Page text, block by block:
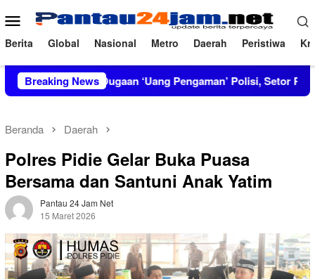
ke
konten
Menu
Mobile
Berita Global Nasional Metro Daerah Peristiwa
Breaking News
Bongkar Dugaan ‘Uang Pengaman’ Polisi, Setor Rp2,5 Juta
Beranda Daerah
Polres Pidie Gelar Buka Puasa
Bersama dan Santuni Anak Yatim
Pantau 24 Jam Net
15 Maret 2026